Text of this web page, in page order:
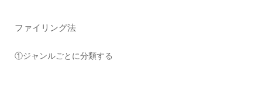
ファイリング法
①ジャンルごとに分類する